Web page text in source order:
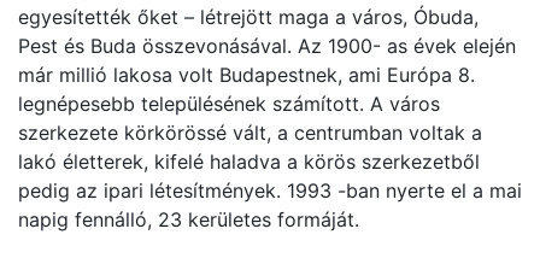
egyesítették őket – létrejött maga a város, Óbuda,
Pest és Buda összevonásával. Az 1900- as évek elején
már millió lakosa volt Budapestnek, ami Európa 8.
legnépesebb településének számított. A város
szerkezete körkörössé vált, a centrumban voltak a
lakó életterek, kifelé haladva a körös szerkezetből
pedig az ipari létesítmények. 1993 -ban nyerte el a mai
napig fennálló, 23 kerületes formáját.